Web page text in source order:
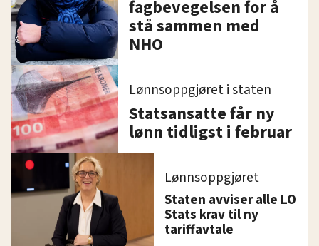
fagbevegelsen for å
stå sammen med
NHO
Lønnsoppgjøret i staten
Statsansatte får ny
lønn tidligst i februar
Lønnsoppgjøret
Staten avviser alle LO
Stats krav til ny
tariffavtale